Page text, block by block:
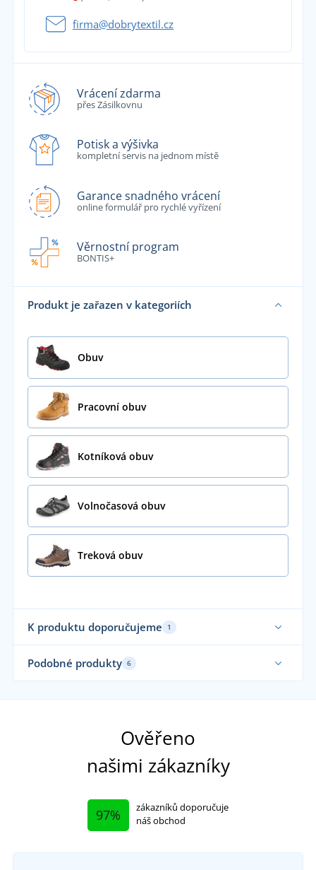
firma@dobrytextil.cz
Vrácení zdarma
přes Zásilkovnu
Potisk a výšivka
kompletní servis na jednom místě
Garance snadného vrácení
online formulář pro rychlé vyřízení
Věrnostní program
BONTIS+
Produkt je zařazen v kategoriích
Obuv
Pracovní obuv
Kotníková obuv
Volnočasová obuv
Treková obuv
K produktu doporučujeme 1
Podobné produkty 6
Ověřeno
našimi zákazníky
97%
zákazníků doporučuje
náš obchod